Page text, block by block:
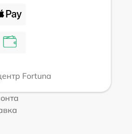
Fortuna